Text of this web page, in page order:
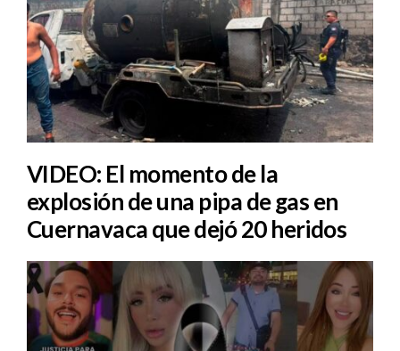
VIDEO: El momento de la
explosión de una pipa de gas en
Cuernavaca que dejó 20 heridos